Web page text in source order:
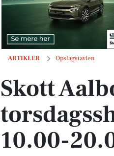
ARTIKLER Opslagstavlen
Skott Aalborg holder
Skott
10.00-